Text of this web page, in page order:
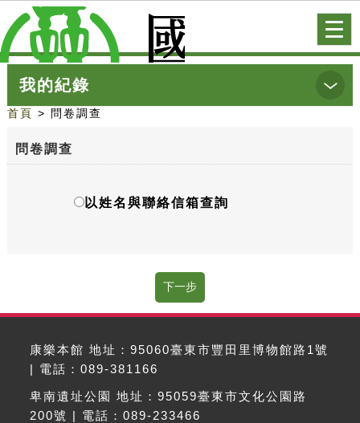
跳到主要內容
網站導覽
前往首頁
我的紀錄
首頁 > 問卷調查
問卷調查
以姓名與聯絡信箱查詢
康樂本館 地址：95060臺東市豐田里博物館路1號
| 電話：089-381166
卑南遺址公園 地址：95059臺東市文化公園路
200號 | 電話：089-233466